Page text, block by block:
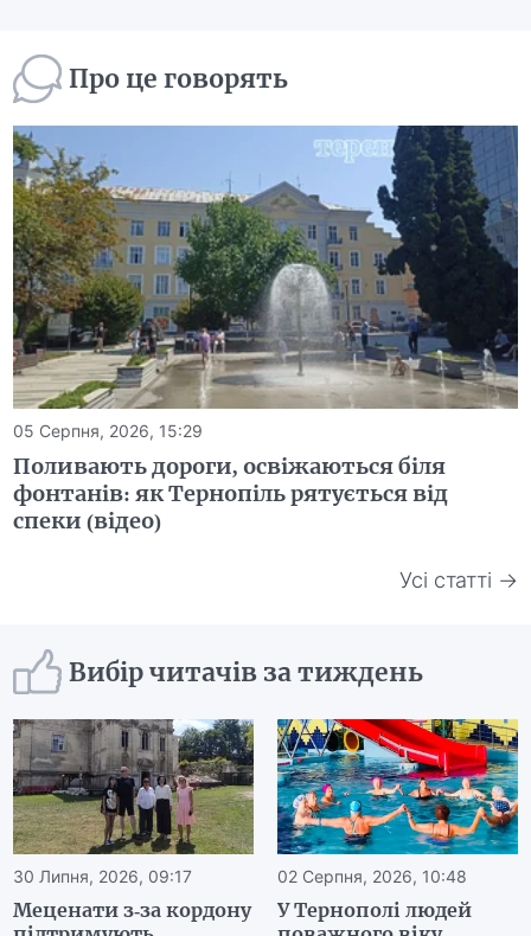
Про це говорять
05 Серпня, 2026, 15:29
Поливають дороги, освіжаються біля
фонтанів: як Тернопіль рятується від
спеки (відео)
Усі статті →
Вибір читачів за тиждень
30 Липня, 2026, 09:17
Меценати з-за кордону
02 Серпня, 2026, 10:48
У Тернополі людей